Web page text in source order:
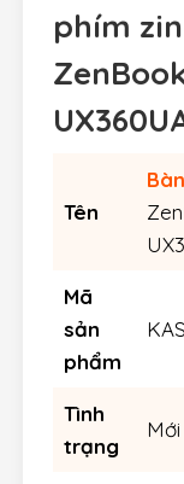
phím
Tên
Mã
sản
phẩm
Tình
trạng
Mới